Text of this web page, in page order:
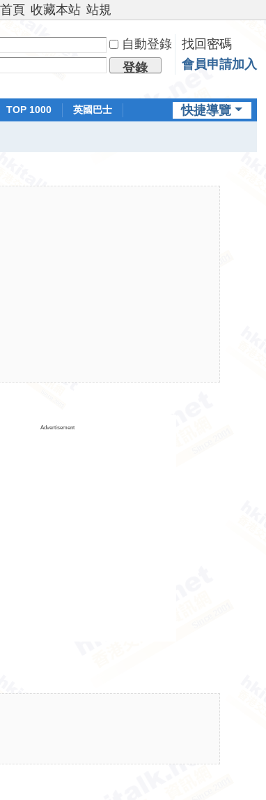
頁 收藏本站 站規
自動登錄
找回密碼
登錄 會員申請加入
快捷導覽
TOP 1000
英國巴士
Advertisement